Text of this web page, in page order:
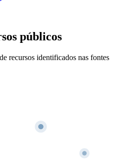
públicos
recursos identificados nas fontes